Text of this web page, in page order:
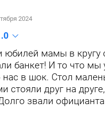
2024
юбилей мамы в кругу
банкет! И то что мы
нас в шок. Стол
стояли друг на
звали